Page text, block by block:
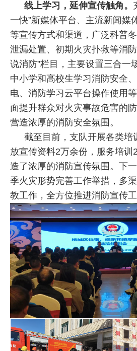
线上学习，延伸宣传触角。
一快”新媒体平台、主流新闻媒
等宣传方式和渠道，广泛科普
泄漏处置、初期火灾扑救等消
说消防”栏目，主要设置三合一
中小学和高校生学习消防安全
电、消防学习云平台操作使用
面提升群众对火灾事故危害的
营造浓厚的消防安全氛围。
截至目前，支队开展各类培
放宣传资料2万余份，服务培训
造了浓厚的消防宣传氛围。下
季火灾形势完善工作举措，多
教工作，全方位推进消防宣传工